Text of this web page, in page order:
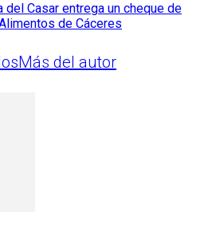
del Casar entrega un cheque de
de Cáceres
Más del autor